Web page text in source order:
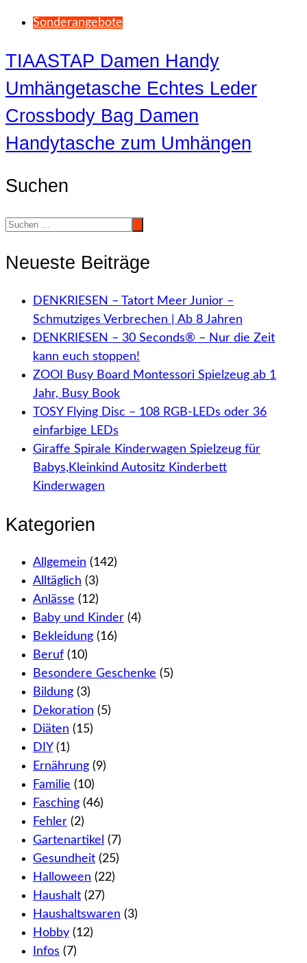
Sonderangebote
TIAASTAP Damen Handy
Umhängetasche Echtes Leder
Crossbody Bag Damen
Handytasche zum Umhängen
Suchen
Neueste Beiträge
DENKRIESEN – Tatort Meer Junior –
Schmutziges Verbrechen | Ab 8 Jahren
DENKRIESEN – 30 Seconds® – Nur die Zeit
kann euch stoppen!
ZOOI Busy Board Montessori Spielzeug ab 1
Jahr, Busy Book
TOSY Flying Disc – 108 RGB-LEDs oder 36
einfarbige LEDs
Giraffe Spirale Kinderwagen Spielzeug für
Babys,Kleinkind Autositz Kinderbett
Kinderwagen
Kategorien
Allgemein (142)
Alltäglich (3)
Anlässe (12)
Baby und Kinder (4)
Bekleidung (16)
Beruf (10)
Besondere Geschenke (5)
Bildung (3)
Dekoration (5)
Diäten (15)
DIY (1)
Ernährung (9)
Familie (10)
Fasching (46)
Fehler (2)
Gartenartikel (7)
Gesundheit (25)
Halloween (22)
Haushalt (27)
Haushaltswaren (3)
Hobby (12)
Infos (7)